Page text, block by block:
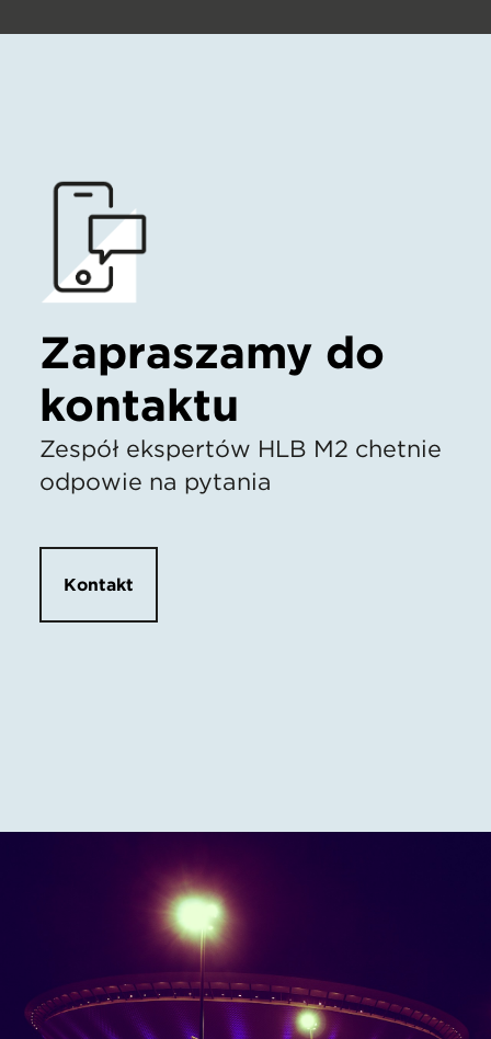
Zapraszamy do
kontaktu
Zespół ekspertów HLB M2 chętnie
odpowie na pytania
Kontakt